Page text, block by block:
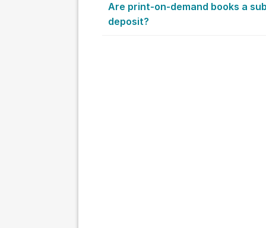
Are print-on-demand books a
deposit?